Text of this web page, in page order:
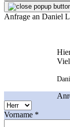
Anfrage an Daniel
Vorname *